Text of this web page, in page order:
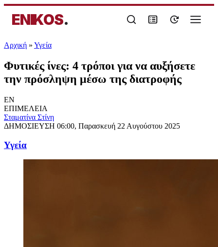
ENIKOS.
Αρχική » Υγεία
Φυτικές ίνες: 4 τρόποι για να αυξήσετε
την πρόσληψη μέσω της διατροφής
EN
ΕΠΙΜΕΛΕΙΑ
Σταματίνα Στίνη
ΔΗΜΟΣΙΕΥΣΗ 06:00, Παρασκευή 22 Αυγούστου 2025
Υγεία